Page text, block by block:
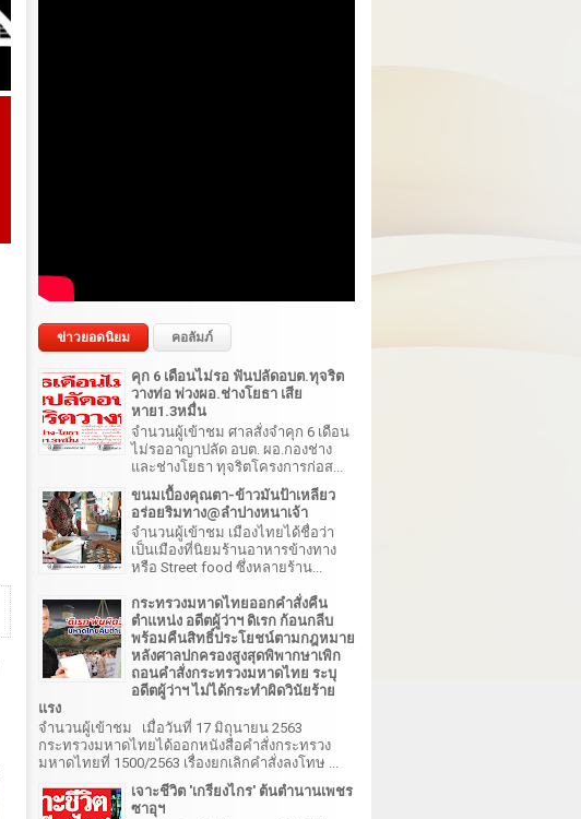
ข่าวยอดนิยม คอลัมภ์
คุก 6 เดือนไม่รอ ฟันปลัดอบต.ทุจริต
วางท่อ พ่วงผอ.ช่างโยธา เสีย
หาย1.3หมื่น
จำนวนผู้เข้าชม ศาลสั่งจำคุก 6 เดือน
ไม่รออาญาปลัด อบต. ผอ.กองช่าง
และช่างโยธา ทุจริตโครงการก่อส...
ขนมเบื้องคุณตา-ข้าวมันป้าเหลียว
อร่อยริมทาง@ลำปางหนาเจ้า
จำนวนผู้เข้าชม เมืองไทยได้ชื่อว่า
เป็นเมืองที่นิยมร้านอาหารข้างทาง
หรือ Street food ซึ่งหลายร้าน...
กระทรวงมหาดไทยออกคำสั่งคืน
ตำแหน่ง อดีตผู้ว่าฯ ดิเรก ก้อนกลีบ
พร้อมคืนสิทธิ์ประโยชน์ตามกฎหมาย
หลังศาลปกครองสูงสุดพิพากษาเพิก
ถอนคำสั่งกระทรวงมหาดไทย ระบุ
อดีตผู้ว่าฯ ไม่ได้กระทำผิดวินัยร้าย
แรง
จำนวนผู้เข้าชม เมื่อวันที่ 17 มิถุนายน 2563
กระทรวงมหาดไทยได้ออกหนังสือคำสั่งกระทรวง
มหาดไทยที่ 1500/2563 เรื่องยกเลิกคำสั่งลงโทษ ...
เจาะชีวิต 'เกรียงไกร' ต้นตำนานเพชร
ซาอุฯ